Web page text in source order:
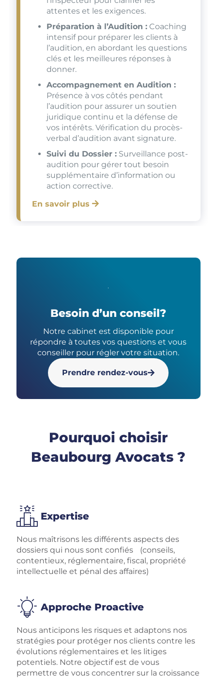
attentes et les exigences.
Préparation à l’Audition :Coaching
intensif pour préparer les clients à
l’audition, en abordant les questions
clés et les meilleures réponses à
donner.
Accompagnement en Audition :
Présence à vos côtés pendant
l’audition pour assurer un soutien
juridique continu et la défense de
vos intérêts. Vérification du procès-
verbal d’audition avant signature.
Suivi du Dossier :Surveillance post-
audition pour gérer tout besoin
supplémentaire d’information ou
action corrective.
En savoir plus
Besoin d’un conseil?
Notre cabinet est disponible pour
répondre à toutes vos questions et vous
conseiller pour régler votre situation.
Prendre rendez-vous
Pourquoi choisir
Beaubourg Avocats ?
Expertise
Nous maîtrisons les différents aspects des
dossiers qui nous sont confiés (conseils,
contentieux, réglementaire, fiscal, propriété
intellectuelle et pénal des affaires)
Approche Proactive
Nous anticipons les risques et adaptons nos
stratégies pour protéger nos clients contre les
évolutions réglementaires et les litiges
potentiels. Notre objectif est de vous
permettre de vous concentrer sur la croissance